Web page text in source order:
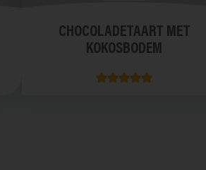
CHOCOLADETAART MET
KOKOSBODEM